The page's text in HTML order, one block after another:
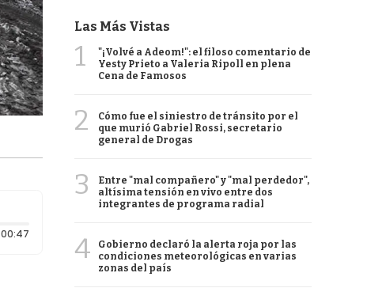
00:47Duración: 47 segundos
Las Más Vistas
1
"¡Volvé a Adeom!": el filoso comentario de
Yesty Prieto a Valeria Ripoll en plena
Cena de Famosos
2
Cómo fue el siniestro de tránsito por el
que murió Gabriel Rossi, secretario
general de Drogas
3
Entre "mal compañero" y "mal perdedor",
altísima tensión en vivo entre dos
integrantes de programa radial
4
Gobierno declaró la alerta roja por las
condiciones meteorológicas en varias
zonas del país